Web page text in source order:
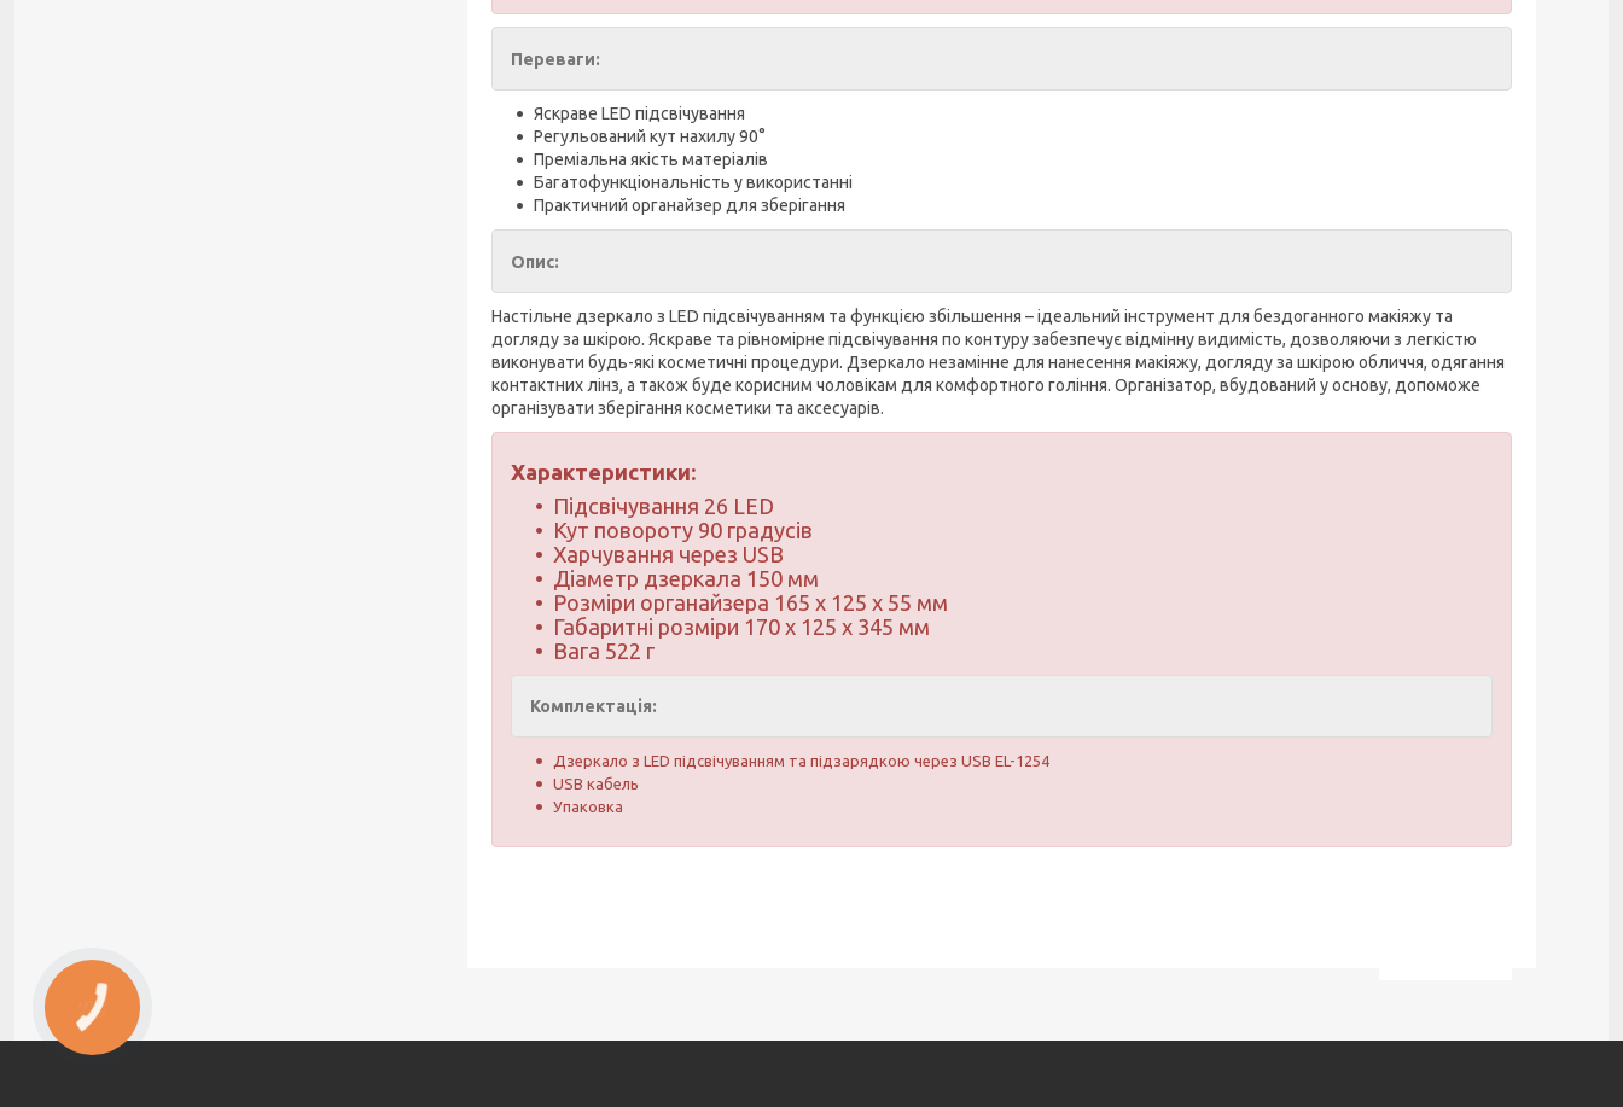
Переваги:
Яскраве LED підсвічування
Регульований кут нахилу 90°
Преміальна якість матеріалів
Багатофункціональність у використанні
Практичний органайзер для зберігання
Опис:
Настільне дзеркало з LED підсвічуванням та функцією збільшення – ідеальний інструмент для бездоганного макіяжу та
догляду за шкірою. Яскраве та рівномірне підсвічування по контуру забезпечує відмінну видимість, дозволяючи з легкістю
виконувати будь-які косметичні процедури. Дзеркало незамінне для нанесення макіяжу, догляду за шкірою обличчя, одягання
контактних лінз, а також буде корисним чоловікам для комфортного гоління. Організатор, вбудований у основу, допоможе
організувати зберігання косметики та аксесуарів.
Характеристики:
Підсвічування 26 LED
Кут повороту 90 градусів
Харчування через USB
Діаметр дзеркала 150 мм
Розміри органайзера 165 х 125 х 55 мм
Габаритні розміри 170 х 125 х 345 мм
Вага 522 г
Комплектація:
Дзеркало з LED підсвічуванням та підзарядкою через USB EL-1254
USB кабель
Упаковка
КНОПКА
ЗВ'ЯЗКУ